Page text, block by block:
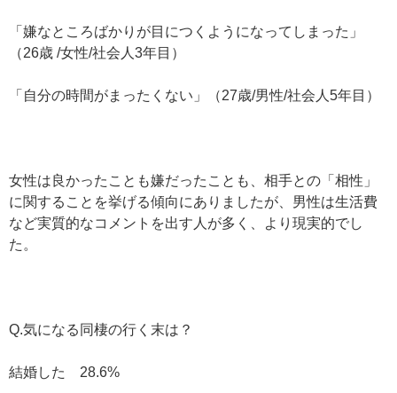
「嫌なところばかりが目につくようになってしまった」
（26歳 /女性/社会人3年目）
「自分の時間がまったくない」（27歳/男性/社会人5年目）
女性は良かったことも嫌だったことも、相手との「相性」
に関することを挙げる傾向にありましたが、男性は生活費
など実質的なコメントを出す人が多く、より現実的でし
た。
Q.気になる同棲の行く末は？
結婚した 28.6%